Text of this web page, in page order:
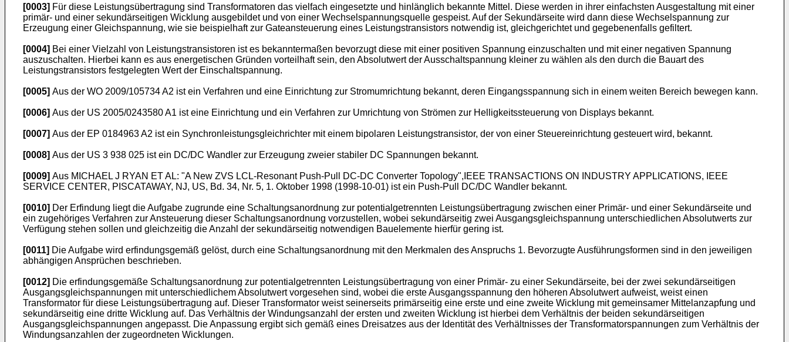
[0003] Für diese Leistungsübertragung sind Transformatoren das vielfach eingesetzte und hinlänglich bekannte Mittel. Diese werden in ihrer einfachsten Ausgestaltung mit einer
primär- und einer sekundärseitigen Wicklung ausgebildet und von einer Wechselspannungsquelle gespeist. Auf der Sekundärseite wird dann diese Wechselspannung zur
Erzeugung einer Gleichspannung, wie sie beispielhaft zur Gateansteuerung eines Leistungstransistors notwendig ist, gleichgerichtet und gegebenenfalls gefiltert.
[0004] Bei einer Vielzahl von Leistungstransistoren ist es bekanntermaßen bevorzugt diese mit einer positiven Spannung einzuschalten und mit einer negativen Spannung
auszuschalten. Hierbei kann es aus energetischen Gründen vorteilhaft sein, den Absolutwert der Ausschaltspannung kleiner zu wählen als den durch die Bauart des
Leistungstransistors festgelegten Wert der Einschaltspannung.
[0005] Aus der WO 2009/105734 A2 ist ein Verfahren und eine Einrichtung zur Stromumrichtung bekannt, deren Eingangsspannung sich in einem weiten Bereich bewegen kann.
[0006] Aus der US 2005/0243580 A1 ist eine Einrichtung und ein Verfahren zur Umrichtung von Strömen zur Helligkeitssteuerung von Displays bekannt.
[0007] Aus der EP 0184963 A2 ist ein Synchronleistungsgleichrichter mit einem bipolaren Leistungstransistor, der von einer Steuereinrichtung gesteuert wird, bekannt.
[0008] Aus der US 3 938 025 ist ein DC/DC Wandler zur Erzeugung zweier stabiler DC Spannungen bekannt.
[0009] Aus MICHAEL J RYAN ET AL: "A New ZVS LCL-Resonant Push-Pull DC-DC Converter Topology",IEEE TRANSACTIONS ON INDUSTRY APPLICATIONS, IEEE
SERVICE CENTER, PISCATAWAY, NJ, US, Bd. 34, Nr. 5, 1. Oktober 1998 (1998-10-01) ist ein Push-Pull DC/DC Wandler bekannt.
[0010] Der Erfindung liegt die Aufgabe zugrunde eine Schaltungsanordnung zur potentialgetrennten Leistungsübertragung zwischen einer Primär- und einer Sekundärseite und
ein zugehöriges Verfahren zur Ansteuerung dieser Schaltungsanordnung vorzustellen, wobei sekundärseitig zwei Ausgangsgleichspannung unterschiedlichen Absolutwerts zur
Verfügung stehen sollen und gleichzeitig die Anzahl der sekundärseitig notwendigen Bauelemente hierfür gering ist.
[0011] Die Aufgabe wird erfindungsgemäß gelöst, durch eine Schaltungsanordnung mit den Merkmalen des Anspruchs 1. Bevorzugte Ausführungsformen sind in den jeweiligen
abhängigen Ansprüchen beschrieben.
[0012] Die erfindungsgemäße Schaltungsanordnung zur potentialgetrennten Leistungsübertragung von einer Primär- zu einer Sekundärseite, bei der zwei sekundärseitigen
Ausgangsgleichspannungen mit unterschiedlichem Absolutwert vorgesehen sind, wobei die erste Ausgangsspannung den höheren Absolutwert aufweist, weist einen
Transformator für diese Leistungsübertragung auf. Dieser Transformator weist seinerseits primärseitig eine erste und eine zweite Wicklung mit gemeinsamer Mittelanzapfung und
sekundärseitig eine dritte Wicklung auf. Das Verhältnis der Windungsanzahl der ersten und zweiten Wicklung ist hierbei dem Verhältnis der beiden sekundärseitigen
Ausgangsgleichspannungen angepasst. Die Anpassung ergibt sich gemäß eines Dreisatzes aus der Identität des Verhältnisses der Transformatorspannungen zum Verhältnis der
Windungsanzahlen der zugeordneten Wicklungen.